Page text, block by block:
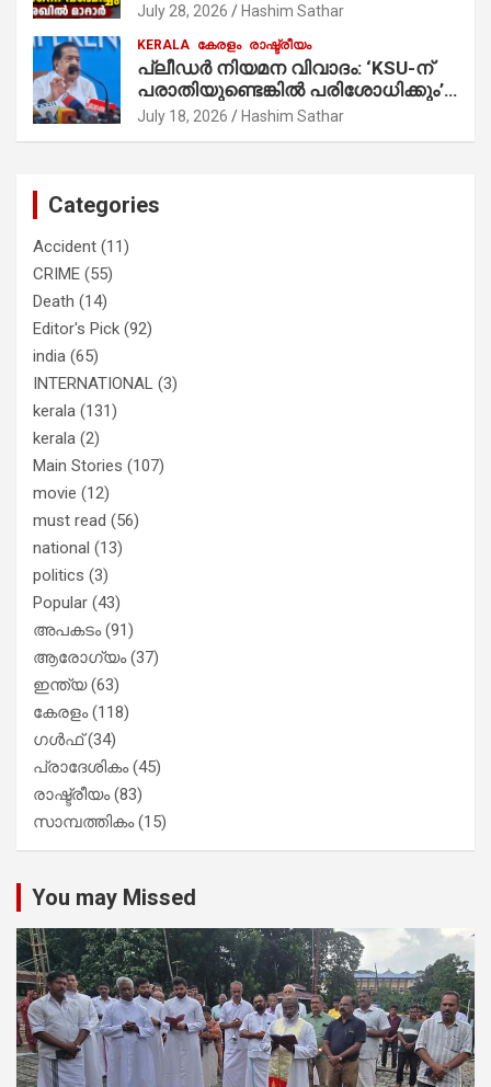
തൃക്കാക്കരയില്‍ മത്സരിച്ചത്!
മാത്രമാണ് ഉണ്ടായിരുന്നത്;
സാബുവിന്റേത് വ്യക്തിപരമായ
നേട്ടത്തിനുള്ള പാര്‍ട്ടി; ഇപ്പോള്‍
ഫോണ്‍ വിളിച്ചാല്‍ എടുക്കില്ല;
തിരഞ്ഞെടുപ്പിലെ ദുരനുഭവങ്ങള്‍
July 28, 2026 Hashim Sathar
KERALA കേരളം രാഷ്ട്രീയം
പ്ലീഡർ നിയമന വിവാദം: ‘KSU-ന്
പരാതിയുണ്ടെങ്കിൽ പരിശോധിക്കും’;
രമേശ് ചെന്നിത്തല
July 18, 2026 Hashim Sathar
Categories
Accident (11)
CRIME (55)
Death (14)
Editor's Pick (92)
india (65)
INTERNATIONAL (3)
kerala (131)
kerala (2)
Main Stories (107)
movie (12)
must read (56)
national (13)
politics (3)
Popular (43)
അപകടം(91)
ആരോഗ്യം(37)
ഇന്ത്യ(63)
കേരളം(118)
ഗൾഫ്(34)
പ്രാദേശികം(45)
രാഷ്ട്രീയം(83)
സാമ്പത്തികം(15)
You may Missed